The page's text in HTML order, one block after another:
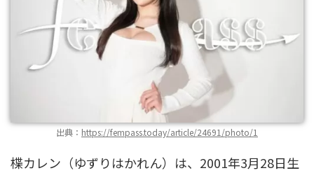
出典： https://fempass.today/article/24691/photo/1
楪カレン（ゆずりはかれん）は、2001年3月28日生